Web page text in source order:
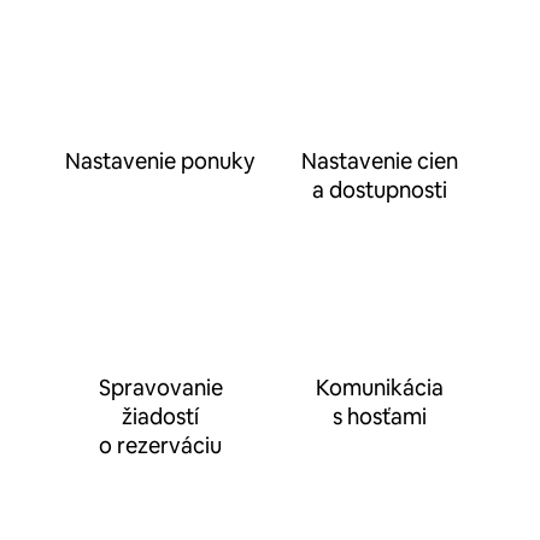
Nastavenie ponuky
Nastavenie cien
a dostupnosti
Spravovanie
žiadostí
o rezerváciu
Komunikácia
s hosťami